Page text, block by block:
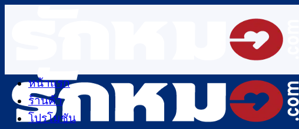
หน้าแรก
ร้านค้า
โปรโมชัน